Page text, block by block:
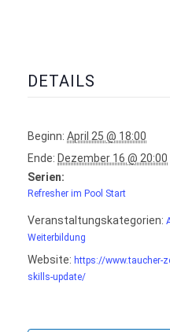
DETAILS
Beginn: April 25 @ 18:00
Ende: Dezember 16 @ 20:00
Serien:
Refresher im Pool Start
Veranstaltungskategorien:
Weiterbildung
Website: https://www.taucher-
skills-update/